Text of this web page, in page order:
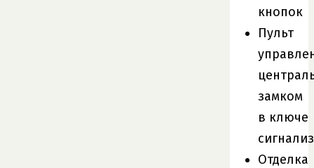
кнопок
Пульт
замком
в ключе
Отделка